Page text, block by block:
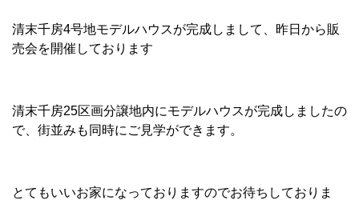
清末千房4号地モデルハウスが完成しまして、昨日から販
売会を開催しております
清末千房25区画分譲地内にモデルハウスが完成しましたの
で、街並みも同時にご見学ができます。
とてもいいお家になっておりますのでお待ちしておりま